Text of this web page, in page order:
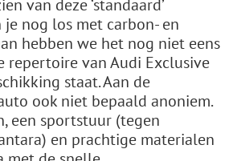
van deze ‘standaard’
je nog los met carbon- en
hebben we het nog niet eens
repertoire van Audi Exclusive
staat. Aan de
ook niet bepaald anoniem.
een sportstuur (tegen
en prachtige materialen